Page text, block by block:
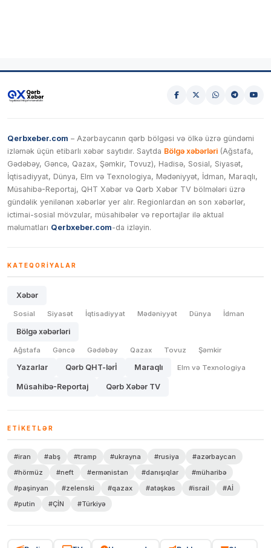
Qerbxeber.com – Azərbaycanın qərb bölgəsi və ölkə üzrə gündəmi
izləmək üçün etibarlı xəbər saytıdır. Saytda Bölgə xəbərləri (Ağstafa,
Gədəbəy, Gəncə, Qazax, Şəmkir, Tovuz), Hadisə, Sosial, Siyasət,
İqtisadiyyat, Dünya, Elm və Texnologiya, Mədəniyyət, İdman, Maraqlı,
Müsahibə-Reportaj, QHT Xəbər və Qərb Xəbər TV bölmələri üzrə
gündəlik yenilənən xəbərlər yer alır. Regionlardan ən son xəbərlər,
ictimai-sosial mövzular, müsahibələr və reportajlar ilə aktual
məlumatları Qerbxeber.com-da izləyin.
KATEQORIYALAR
Xəbər
Sosial Siyasət İqtisadiyyat Mədəniyyət Dünya İdman
Bölgə xəbərləri
Ağstafa Gəncə Gədəbəy Qazax Tovuz Şəmkir
Yazarlar Qərb QHT-lərİ Maraqlı Elm və Texnologiya
Müsahibə-Reportaj Qərb Xəbər TV
ETIKETLƏR
#iran #abş #tramp #ukrayna #rusiya
#azərbaycan
#hörmüz
#neft #ermənistan #danışıqlar
#müharibə
#paşinyan
#zelenski #qazax #atəşkəs #israil
#Aİ
#putin
#ÇİN #Türkiyə